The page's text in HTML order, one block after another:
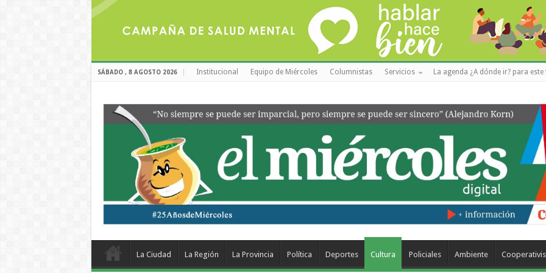
SÁBADO , 8 AGOSTO 2026 Institucional Equipo de Miércoles Columnistas Servicios La agenda ¿A dónde ir? para este
La Ciudad La Región La Provincia Política Deportes Cultura Policiales Ambiente